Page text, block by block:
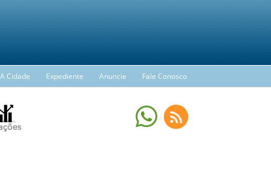
A Cidade Expediente Anuncie Fale Conosco